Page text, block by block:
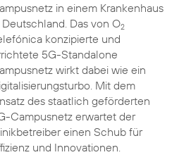
in einem Krankenhaus
Deutschland. Das von O2
konzipierte und
5G-Standalone
wirkt dabei wie ein
Mit dem
des staatlich geförderten
Campusnetz erwartet der
einen Schub für
und Innovationen.